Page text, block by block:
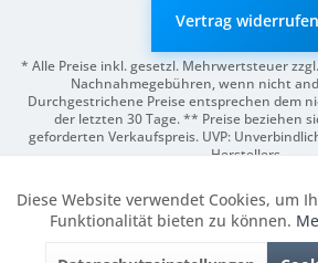
Vertrag widerrufen
* Alle Preise inkl. gesetzl. Mehrwertsteuer
Nachnahmegebühren, wenn nicht
Durchgestrichene Preise entsprechen dem
der letzten 30 Tage. ** Preise beziehen
geforderten Verkaufspreis. UVP:
Herstellers.
Funktionale
Diese Website verwendet Cookies, um
Funktionalität bieten zu können.